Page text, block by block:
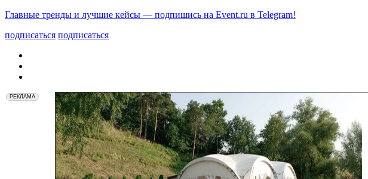
Главные тренды и лучшие кейсы — подпишись на Event.ru в Telegram!
подписаться подписаться
РЕКЛАМА